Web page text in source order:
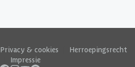
Privacy & cookies
Herroepingsrecht
Impressie